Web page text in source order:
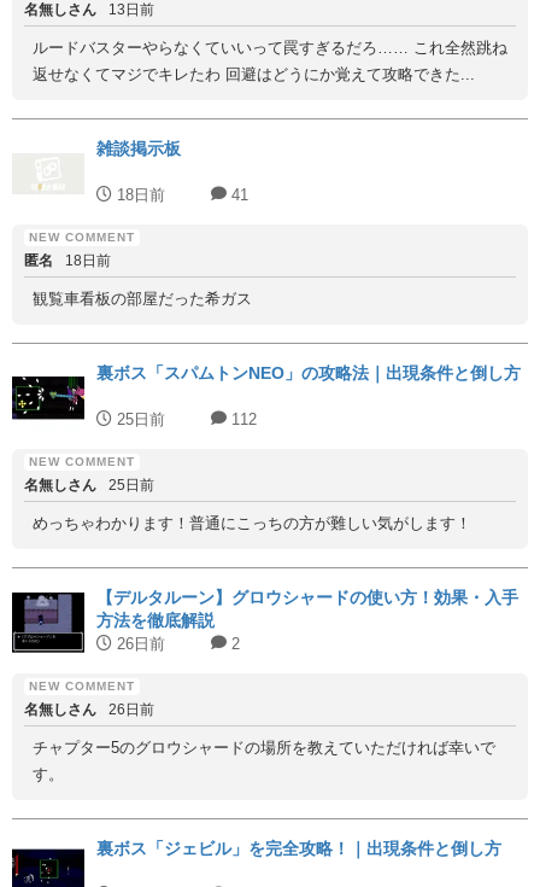
名無しさん 13日前
ルードバスターやらなくていいって罠すぎるだろ…… これ全然跳ね
返せなくてマジでキレたわ 回避はどうにか覚えて攻略できた...
雑談掲示板
18日前 41
匿名 18日前
観覧車看板の部屋だった希ガス
裏ボス「スパムトンNEO」の攻略法｜出現条件と倒し方
25日前 112
名無しさん 25日前
めっちゃわかります！普通にこっちの方が難しい気がします！
【デルタルーン】グロウシャードの使い方！効果・入手
方法を徹底解説
26日前 2
名無しさん 26日前
チャプター5のグロウシャードの場所を教えていただければ幸いで
す。
裏ボス「ジェビル」を完全攻略！｜出現条件と倒し方